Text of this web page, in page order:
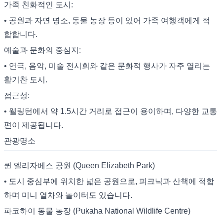
가족 친화적인 도시:
• 공원과 자연 명소, 동물 농장 등이 있어 가족 여행객에게 적
합합니다.
예술과 문화의 중심지:
• 연극, 음악, 미술 전시회와 같은 문화적 행사가 자주 열리는
활기찬 도시.
접근성:
• 웰링턴에서 약 1.5시간 거리로 접근이 용이하며, 다양한 교통
편이 제공됩니다.
관광명소
퀸 엘리자베스 공원 (Queen Elizabeth Park)
• 도시 중심부에 위치한 넓은 공원으로, 피크닉과 산책에 적합
하며 미니 열차와 놀이터도 있습니다.
파코하이 동물 농장 (Pukaha National Wildlife Centre)